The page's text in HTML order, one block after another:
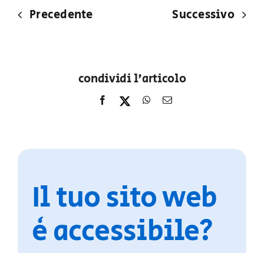
Precedente Successivo
condividi l'articolo
Il tuo sito web
è accessibile?